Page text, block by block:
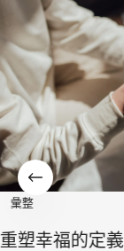
彙整
停止為了滿
當作武裝的